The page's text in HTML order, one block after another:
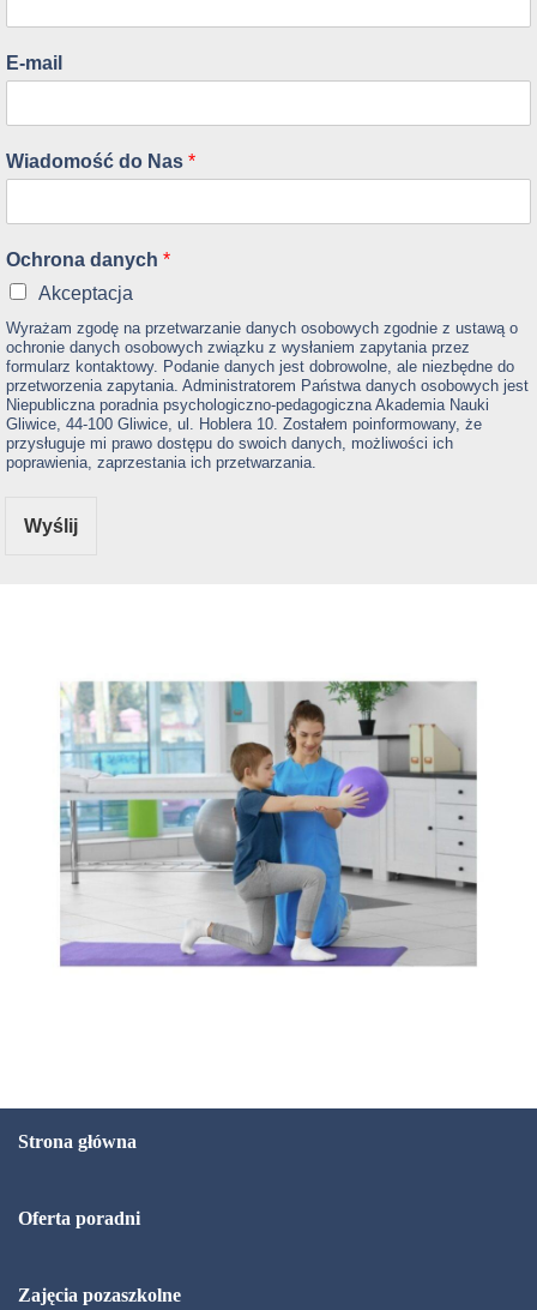
E-mail
Wiadomość do Nas*
Ochrona danych*
Akceptacja
Wyrażam zgodę na przetwarzanie danych osobowych zgodnie z ustawą o
ochronie danych osobowych związku z wysłaniem zapytania przez
formularz kontaktowy. Podanie danych jest dobrowolne, ale niezbędne do
przetworzenia zapytania. Administratorem Państwa danych osobowych jest
Niepubliczna poradnia psychologiczno-pedagogiczna Akademia Nauki
Gliwice, 44-100 Gliwice, ul. Hoblera 10. Zostałem poinformowany, że
przysługuje mi prawo dostępu do swoich danych, możliwości ich
poprawienia, zaprzestania ich przetwarzania.
Wyślij
Strona główna
Oferta poradni
Zajęcia pozaszkolne